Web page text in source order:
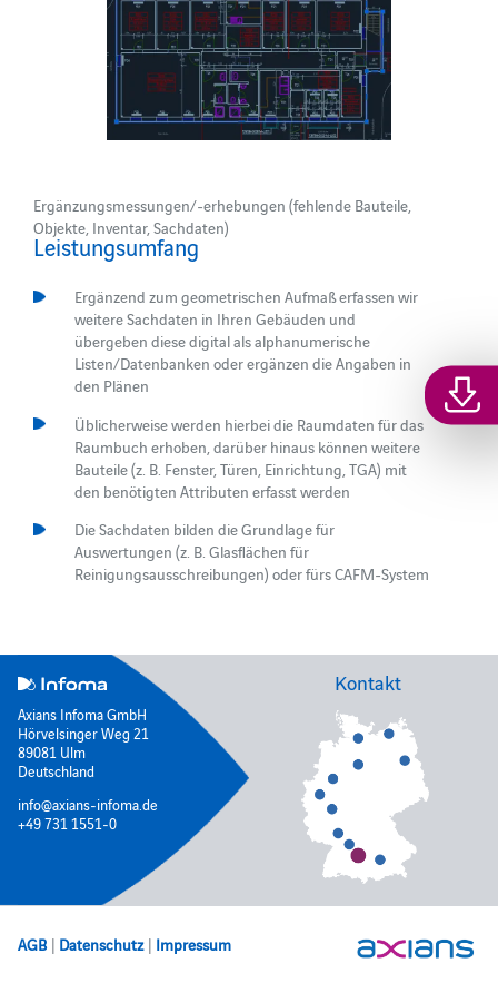
Ergänzungsmessungen/-erhebungen (fehlende Bauteile,
Objekte, Inventar, Sachdaten)
Leistungsumfang
Ergänzend zum geometrischen Aufmaß erfassen wir
weitere Sachdaten in Ihren Gebäuden und
übergeben diese digital als alphanumerische
Listen/Datenbanken oder ergänzen die Angaben in
den Plänen
Üblicherweise werden hierbei die Raumdaten für das
Raumbuch erhoben, darüber hinaus können weitere
Bauteile (z. B. Fenster, Türen, Einrichtung, TGA) mit
den benötigten Attributen erfasst werden
Die Sachdaten bilden die Grundlage für
Auswertungen (z. B. Glasflächen für
Reinigungsausschreibungen) oder fürs CAFM-System
Axians Infoma GmbH
Hörvelsinger Weg 21
89081 Ulm
Deutschland
info@axians-infoma.de
+49 731 1551-0
Kontakt
AGB | Datenschutz | Impressum